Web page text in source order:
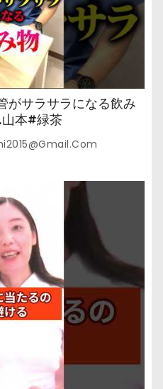
がサラサラになる飲み
本#緑茶